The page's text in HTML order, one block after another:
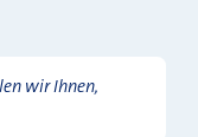
wir Ihnen,